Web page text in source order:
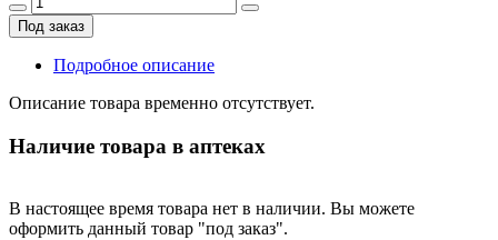
Под заказ
Подробное описание
Описание товара временно отсутствует.
Наличие товара в аптеках
В настоящее время товара нет в наличии. Вы можете
оформить данный товар "под заказ".